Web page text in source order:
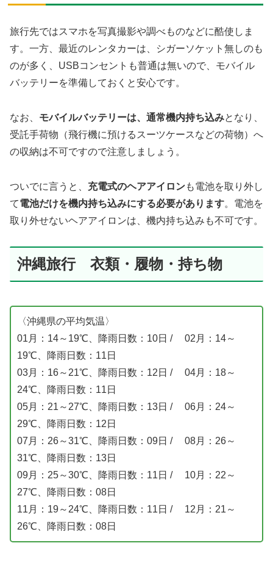
旅行先ではスマホを写真撮影や調べものなどに酷使しま
す。一方、最近のレンタカーは、シガーソケット無しのも
のが多く、USBコンセントも普通は無いので、モバイル
バッテリーを準備しておくと安心です。
なお、 モバイルバッテリーは、通常機内持ち込みとなり、
受託手荷物（飛行機に預けるスーツケースなどの荷物）へ
の収納は不可ですので注意しましょう。
ついでに言うと、 充電式のヘアアイロンも電池を取り外し
て電池だけを機内持ち込みにする必要があります。電池を
取り外せないヘアアイロンは、機内持ち込みも不可です。
沖縄旅行 衣類・履物・持ち物
〈沖縄県の平均気温〉
01月：14～19℃、降雨日数：10日 / 02月：14～
19℃、降雨日数：11日
03月：16～21℃、降雨日数：12日 / 04月：18～
24℃、降雨日数：11日
05月：21～27℃、降雨日数：13日 / 06月：24～
29℃、降雨日数：12日
07月：26～31℃、降雨日数：09日 / 08月：26～
31℃、降雨日数：13日
09月：25～30℃、降雨日数：11日 / 10月：22～
27℃、降雨日数：08日
11月：19～24℃、降雨日数：11日 / 12月：21～
26℃、降雨日数：08日